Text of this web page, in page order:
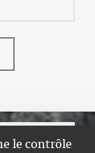
le contrôle